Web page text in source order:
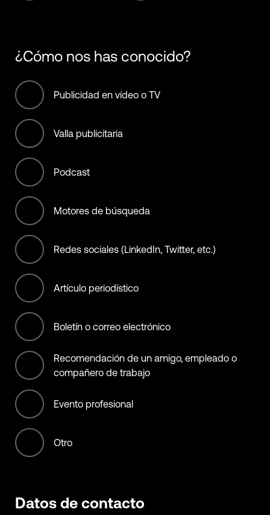
Infrastructure
International bodies
Manufacturing
Materials
Municipality, City, State, &
Country
NGO (non offset)
Non-Profit/Services
Offset Services
Retail
Services
Transportation services
¿Cómo nos has conocido?
Publicidad en vídeo o TV
Valla publicitaria
Podcast
Motores de búsqueda
Redes sociales (LinkedIn, Twitter, etc.)
Artículo periodístico
Boletín o correo electrónico
Recomendación de un amigo, empleado o
compañero de trabajo
Evento profesional
Otro
Datos de contacto